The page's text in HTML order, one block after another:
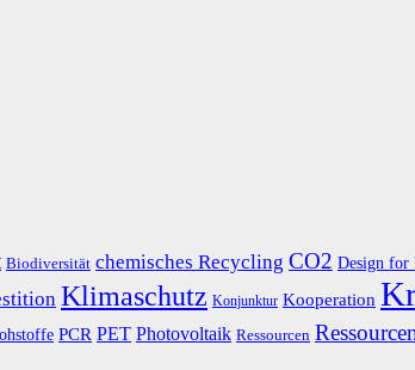
Biodiversität chemisches Recycling CO2 Design for
Klimaschutz Konjunktur Kooperation
PCR PET Photovoltaik Ressourcen